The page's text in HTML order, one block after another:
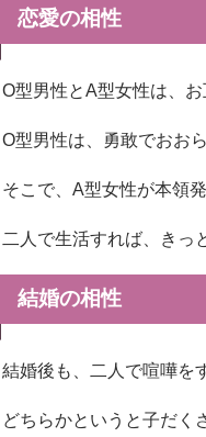
恋愛の相性
O型男性とA型女性は、
O型男性は、勇敢でおお
そこで、A型女性が本領
二人で生活すれば、きっ
結婚の相性
結婚後も、二人で喧嘩を
どちらかというと子だく